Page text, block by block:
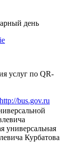
день
услуг по QR-
http://bus.gov.ru
универсальная
Курбатова